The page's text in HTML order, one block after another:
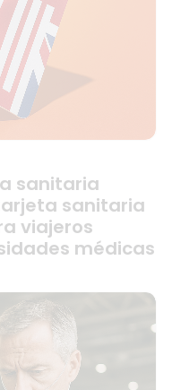
sanitaria
sanitaria
viajeros
médicas